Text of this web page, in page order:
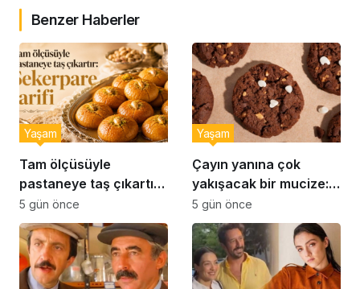
Benzer Haberler
Tam ölçüsüyle
pastaneye taş çıkartır:
Şekerpare tarifi
Yaşam
5 gün önce
Çayın yanına çok
yakışacak bir mucize:
Brownie tadında ıslak
kurabiye tarifi…
Yaşam
5 gün önce